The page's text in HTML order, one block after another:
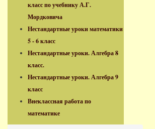
класс по учебнику А.Г.
Мордковича
Нестандартные уроки математики
5 - 6 класс
Нестандартные уроки. Алгебра 8
класс.
Нестандартные уроки. Алгебра 9
класс
Внеклассная работа по
математике